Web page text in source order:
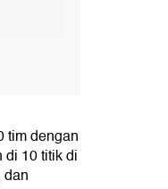
tim dengan
di 10 titik di